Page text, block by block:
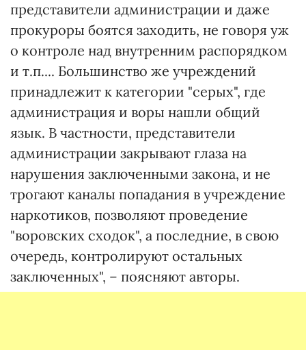
представители администрации и даже
прокуроры боятся заходить, не говоря уж
о контроле над внутренним распорядком
и т.п.... Большинство же учреждений
принадлежит к категории "серых", где
администрация и воры нашли общий
язык. В частности, представители
администрации закрывают глаза на
нарушения заключенными закона, и не
трогают каналы попадания в учреждение
наркотиков, позволяют проведение
"воровских сходок", а последние, в свою
очередь, контролируют остальных
заключенных", – поясняют авторы.